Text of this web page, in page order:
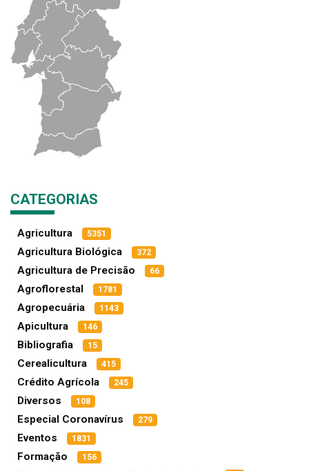
CATEGORIAS
Agricultura 5351
Agricultura Biológica 372
Agricultura de Precisão 66
Agroflorestal 1781
Agropecuária 1143
Apicultura 146
Bibliografia 15
Cerealicultura 415
Crédito Agrícola 245
Diversos 108
Especial Coronavírus 279
Eventos 1831
Formação 156